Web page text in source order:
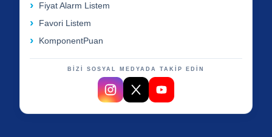
Fiyat Alarm Listem
Favori Listem
KomponentPuan
BİZİ SOSYAL MEDYADA TAKİP EDİN